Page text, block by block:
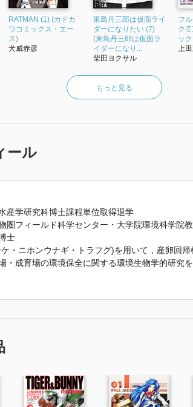
RATMAN (1) (カドカ
ワコミックス・エー
ス)
犬威赤彦
東島丹三郎は仮面ライ
ダーになりたい (7)
(東島丹三郎は仮面ラ
イダーになり...
柴田ヨクサル
フ
ク
ッ
上
もっと見る
ール
産学研究科博士課程単位取得退学
圏フィールド科学センター・大学院環境科学院
士
・ニホンウナギ・トラフグ)を用いて，産卵回
・成育場の環境保全に関する環境生物学的研究
とができるかを解明し，研究成果を社会に還元
サケ 復興のシンボル』 で使われていた紹介文か